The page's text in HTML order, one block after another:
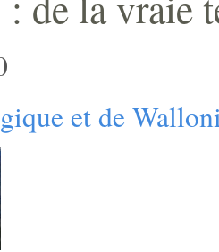
et de